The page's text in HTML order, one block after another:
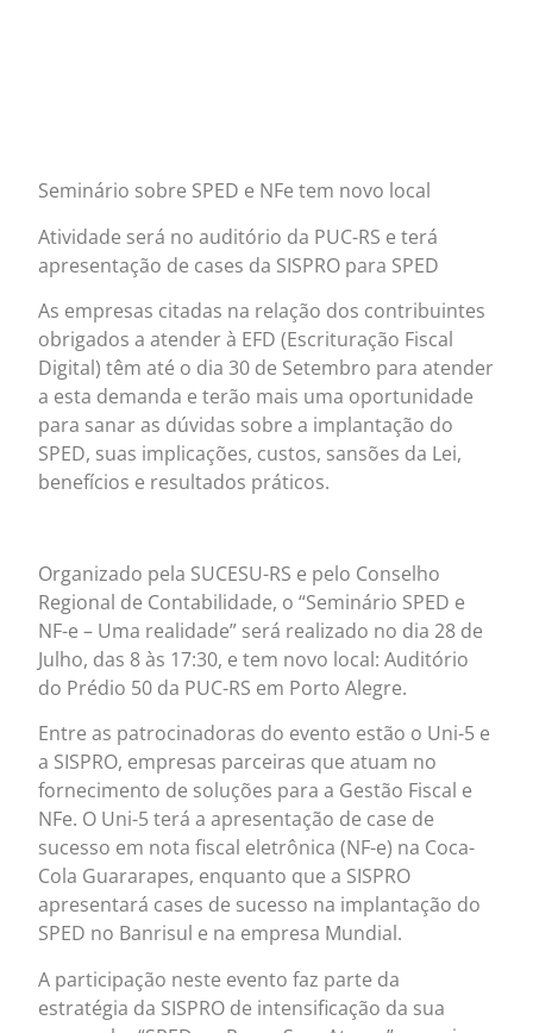
Seminário sobre SPED e NFe tem novo local
Atividade será no auditório da PUC-RS e terá
apresentação de cases da SISPRO para SPED
As empresas citadas na relação dos contribuintes
obrigados a atender à EFD (Escrituração Fiscal
Digital) têm até o dia 30 de Setembro para atender
a esta demanda e terão mais uma oportunidade
para sanar as dúvidas sobre a implantação do
SPED, suas implicações, custos, sansões da Lei,
benefícios e resultados práticos.
Organizado pela SUCESU-RS e pelo Conselho
Regional de Contabilidade, o “Seminário SPED e
NF-e – Uma realidade” será realizado no dia 28 de
Julho, das 8 às 17:30, e tem novo local: Auditório
do Prédio 50 da PUC-RS em Porto Alegre.
Entre as patrocinadoras do evento estão o Uni-5 e
a SISPRO, empresas parceiras que atuam no
fornecimento de soluções para a Gestão Fiscal e
NFe. O Uni-5 terá a apresentação de case de
sucesso em nota fiscal eletrônica (NF-e) na Coca-
Cola Guararapes, enquanto que a SISPRO
apresentará cases de sucesso na implantação do
SPED no Banrisul e na empresa Mundial.
A participação neste evento faz parte da
estratégia da SISPRO de intensificação da sua